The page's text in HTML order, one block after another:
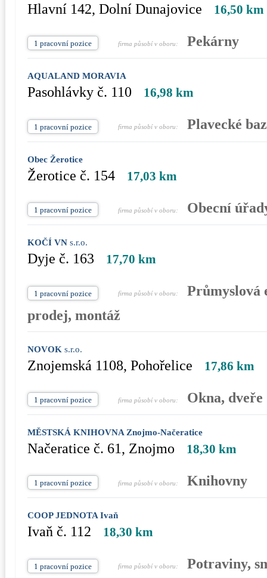
Hlavní 142, Dolní Dunajovice 16,50 km
1 pracovní pozice firma působí v oboru: Pekárny
AQUALAND MORAVIA
Pasohlávky č. 110 16,98 km
1 pracovní pozice firma působí v oboru: Plavecké
Obec Žerotice
Žerotice č. 154 17,03 km
1 pracovní pozice firma působí v oboru: Obecní
KOČÍ VN s.r.o.
Dyje č. 163 17,70 km
1 pracovní pozice firma působí v oboru:
Průmyslová
prodej, montáž
NOVOK s.r.o.
Znojemská 1108, Pohořelice 17,86 km
1 pracovní pozice firma působí v oboru: Okna, dveře
MĚSTSKÁ KNIHOVNA Znojmo-Načeratice
Načeratice č. 61, Znojmo 18,30 km
1 pracovní pozice firma působí v oboru: Knihovny
COOP JEDNOTA Ivaň
Ivaň č. 112 18,30 km
1 pracovní pozice firma působí v oboru: Potraviny,